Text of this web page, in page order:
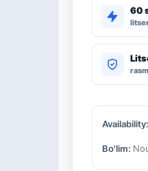
60
Availability:
Bo'lim: